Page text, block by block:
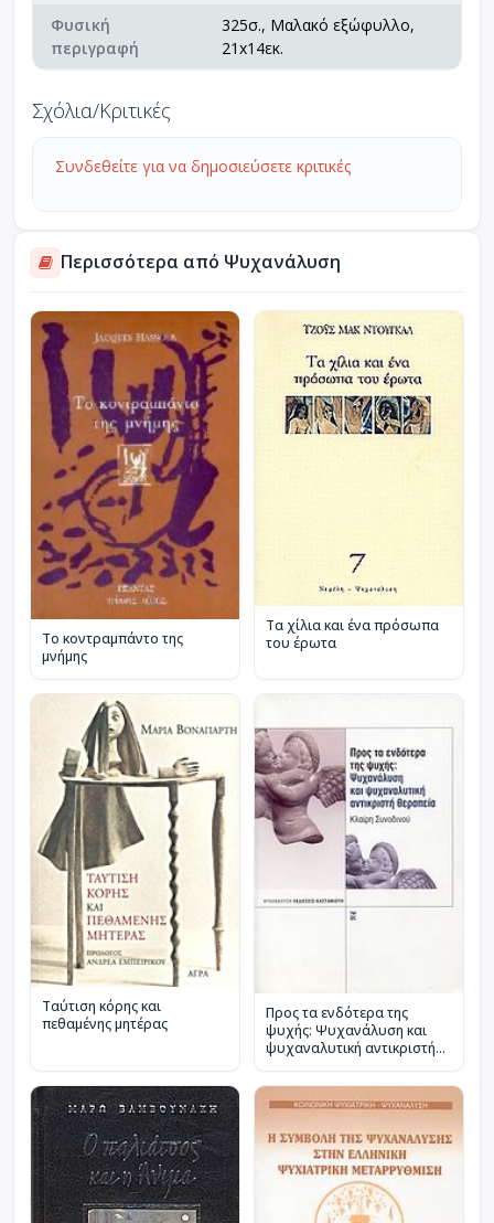
Φυσική
περιγραφή
325σ., Μαλακό εξώφυλλο,
21x14εκ.
Σχόλια/Κριτικές
Συνδεθείτε για να δημοσιεύσετε κριτικές
Περισσότερα από Ψυχανάλυση
Το κοντραμπάντο της
μνήμης
Τα χίλια και ένα πρόσωπα
του έρωτα
Ταύτιση κόρης και
πεθαμένης μητέρας
Προς τα ενδότερα της
ψυχής: Ψυχανάλυση και
ψυχαναλυτική αντικριστή